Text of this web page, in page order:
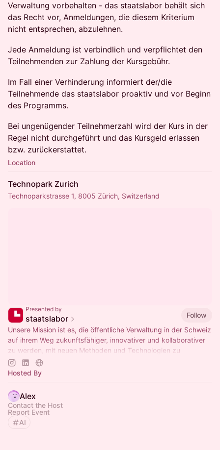
Verwaltung vorbehalten - das staatslabor behält sich
das Recht vor, Anmeldungen, die diesem Kriterium
nicht entsprechen, abzulehnen.
​​Jede Anmeldung ist verbindlich und verpflichtet den
Teilnehmenden zur Zahlung der Kursgebühr.
​​Im Fall einer Verhinderung informiert der/die
Teilnehmende das staatslabor proaktiv und vor Beginn
des Programms.
​​Bei ungenügender Teilnehmerzahl wird der Kurs in der
Regel nicht durchgeführt und das Kursgeld erlassen
bzw. zurückerstattet.
Location
Technopark Zurich
Technoparkstrasse 1, 8005 Zürich, Switzerland
Presented by
staatslabor
Follow
Unsere Mission ist es, die öffentliche Verwaltung in der Schweiz
auf ihrem Weg zukunftsfähiger, innovativer und kollaborativer
zu werden, mit neuen Methoden und Technologien zu
unterstützen.
Hosted By
Alex
Contact the Host
Report Event
AI